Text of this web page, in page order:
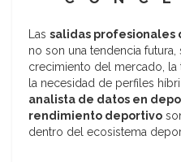
Las salidas profesionales
no son una tendencia
crecimiento del mercado,
la necesidad de perfiles
analista de datos en
rendimiento deportivo
dentro del ecosistema